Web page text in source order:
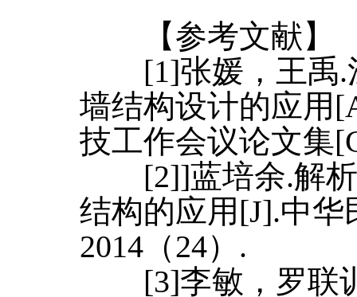
【参考文献】
[1]张媛，王禹.
墙结构设计的应用
技工作会议论文集
[2]]蓝培余.解析
结构的应用[J].中
2014（24）.
[3]李敏，罗联训